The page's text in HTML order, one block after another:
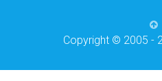
Copyright © 2005 -